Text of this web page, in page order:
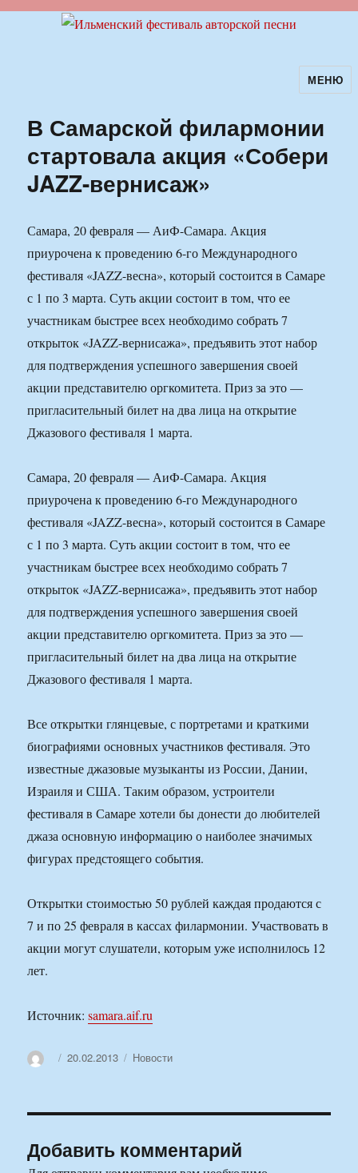
Ильменский фестиваль авторскойМЕНЮ
В Самарской филармонии
стартовала акция «Собери
JAZZ-вернисаж»
Самара, 20 февраля — АиФ-Самара. Акция
приурочена к проведению 6-го Международного
фестиваля «JAZZ-весна», который состоится в Самаре
с 1 по 3 марта. Суть акции состоит в том, что ее
участникам быстрее всех необходимо собрать 7
открыток «JAZZ-вернисажа», предъявить этот набор
для подтверждения успешного завершения своей
акции представителю оргкомитета. Приз за это —
пригласительный билет на два лица на открытие
Джазового фестиваля 1 марта.
Самара, 20 февраля — АиФ-Самара. Акция
приурочена к проведению 6-го Международного
фестиваля «JAZZ-весна», который состоится в Самаре
с 1 по 3 марта. Суть акции состоит в том, что ее
участникам быстрее всех необходимо собрать 7
открыток «JAZZ-вернисажа», предъявить этот набор
для подтверждения успешного завершения своей
акции представителю оргкомитета. Приз за это —
пригласительный билет на два лица на открытие
Джазового фестиваля 1 марта.
Все открытки глянцевые, с портретами и краткими
биографиями основных участников фестиваля. Это
известные джазовые музыканты из России, Дании,
Израиля и США. Таким образом, устроители
фестиваля в Самаре хотели бы донести до любителей
джаза основную информацию о наиболее значимых
фигурах предстоящего события.
Открытки стоимостью 50 рублей каждая продаются с
7 и по 25 февраля в кассах филармонии. Участвовать в
акции могут слушатели, которым уже исполнилось 12
лет.
Источник:samara.aif.ru
АвторОпубликовано
20.02.2013 Рубрики
Новости
Добавить комментарий